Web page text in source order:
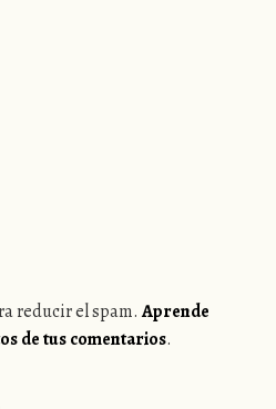
reducir el spam.Aprende
de tus comentarios.